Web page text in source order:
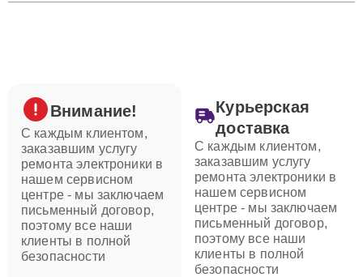
Внимание!
С каждым клиентом,
заказавшим услугу
ремонта электроники в
нашем сервисном
центре - мы заключаем
письменный договор,
поэтому все наши
клиенты в полной
безопасности
Курьерская
доставка
С каждым клиентом,
заказавшим услугу
ремонта электроники в
нашем сервисном
центре - мы заключаем
письменный договор,
поэтому все наши
клиенты в полной
безопасности